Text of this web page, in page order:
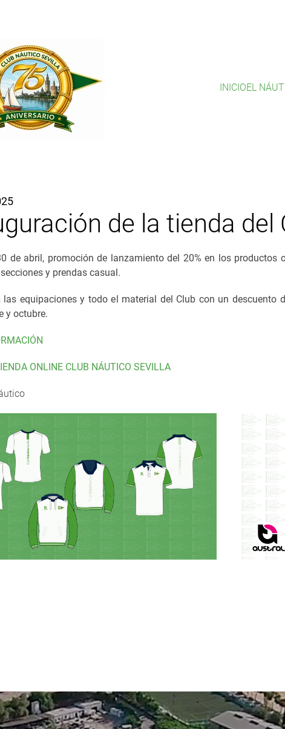
INICIOEL
de la tienda del
de abril, promoción de lanzamiento del 20% en los productos
y prendas casual.
las equipaciones y todo el material del Club con un descuento
y octubre.
ONLINE CLUB NÁUTICO SEVILLA